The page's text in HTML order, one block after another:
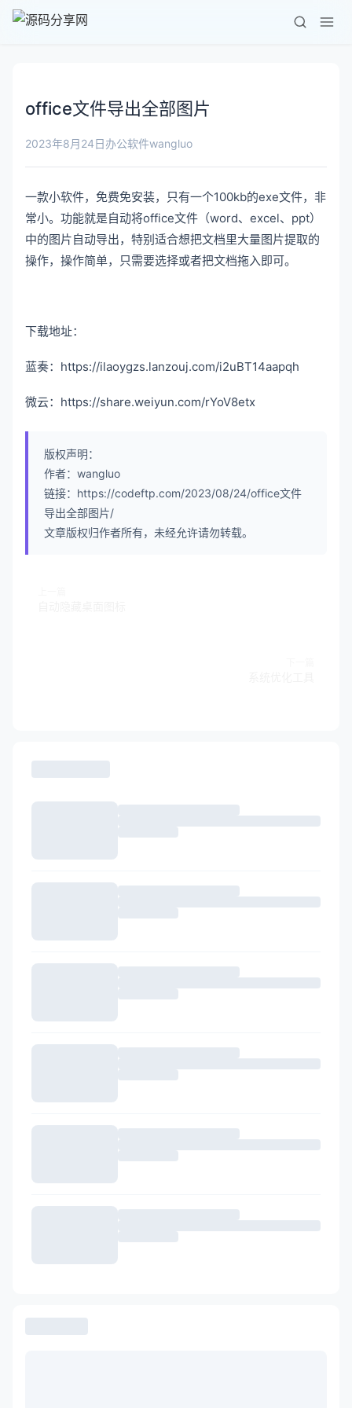
office文件导出全部图片
2023年8月24日办公软件wangluo
一款小软件，免费免安装，只有一个100kb的exe文件，非
常小。功能就是自动将office文件（word、excel、ppt）
中的图片自动导出，特别适合想把文档里大量图片提取的
操作，操作简单，只需要选择或者把文档拖入即可。
下载地址：
蓝奏：https://ilaoygzs.lanzouj.com/i2uBT14aapqh
微云：https://share.weiyun.com/rYoV8etx
版权声明：
作者：wangluo
链接：https://codeftp.com/2023/08/24/office文件
导出全部图片/
文章版权归作者所有，未经允许请勿转载。